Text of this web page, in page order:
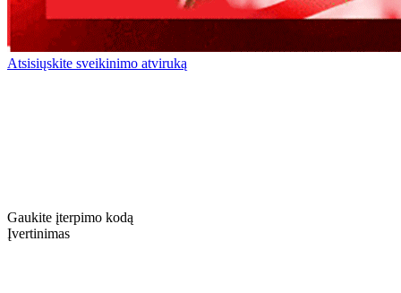
Atsisiųskite sveikinimo atviruką
Gaukite įterpimo kodą
Įvertinimas